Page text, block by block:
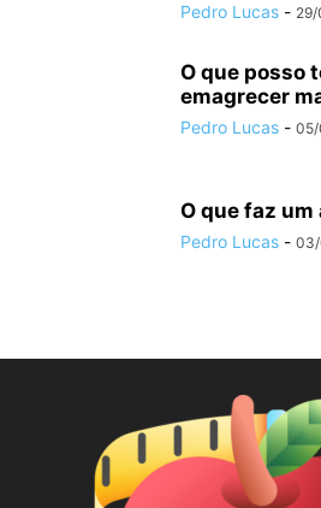
Pedro Lucas -
O que posso
emagrecer
Pedro Lucas -
O que faz
Pedro Lucas -